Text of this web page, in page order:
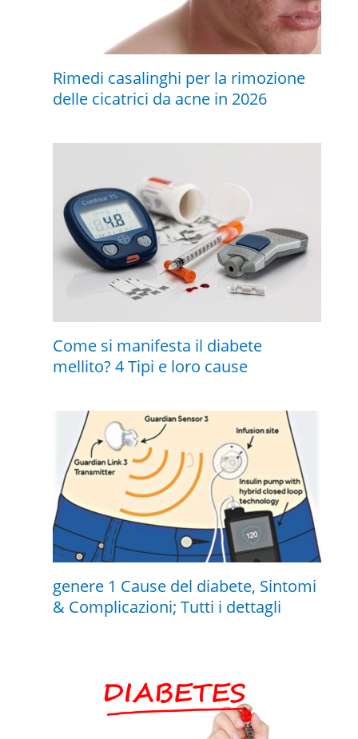
Rimedi casalinghi per la rimozione
delle cicatrici da acne in 2026
Come si manifesta il diabete
mellito? 4 Tipi e loro cause
genere 1 Cause del diabete, Sintomi
& Complicazioni; Tutti i dettagli